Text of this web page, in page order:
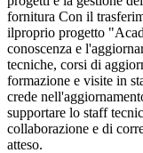
fornitura Con il
ilproprio progetto
conoscenza e
tecniche, corsi di
formazione e visite in
crede
supportare lo staff
collaborazione e di
atteso.